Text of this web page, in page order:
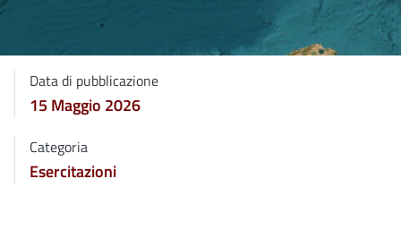
Data di pubblicazione
15 Maggio 2026
Categoria
Esercitazioni